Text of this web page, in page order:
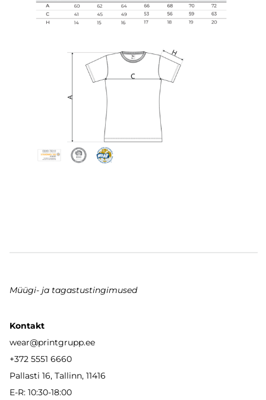
Müügi- ja tagastustingimused
Kontakt
wear@printgrupp.ee
+372 5551 6660
Pallasti 16, Tallinn, 11416
E-R: 10:30-18:00